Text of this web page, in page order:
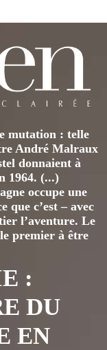
mutation : telle
André Malraux
donnaient à
1964. (...)
occupe une
que c’est – avec
l’aventure. Le
premier à être
:
DU
EN